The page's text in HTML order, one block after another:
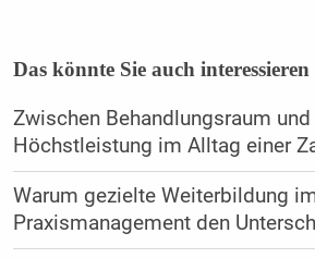
Das könnte Sie auch interessieren
Zwischen Behandlungsraum
Höchstleistung im Alltag einer
Warum gezielte Weiterbildung
Praxismanagement den